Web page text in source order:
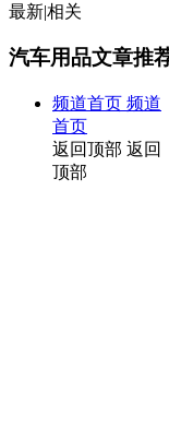
最新|相关
汽车用品文章推
频道首页 频道
首页
返回顶部 返回
顶部